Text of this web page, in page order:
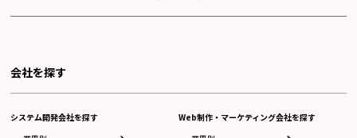
会社を探す
システム開発会社を探す
Web制作・マーケティング会社を探す